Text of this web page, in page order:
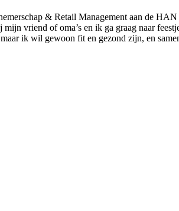
& Retail Management aan de
vriend of oma’s en ik ga graag naar
ik wil gewoon fit en gezond zijn, en